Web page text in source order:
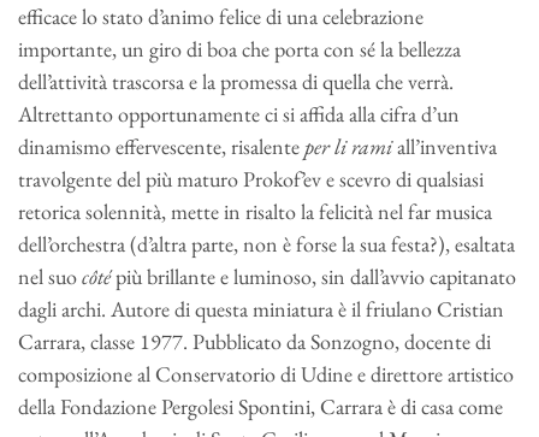
efficace lo stato d’animo felice di una celebrazione
importante, un giro di boa che porta con sé la bellezza
dell’attività trascorsa e la promessa di quella che verrà.
Altrettanto opportunamente ci si affida alla cifra d’un
dinamismo effervescente, risalenteper li ramiall’inventiva
travolgente del più maturo Prokof’ev e scevro di qualsiasi
retorica solennità, mette in risalto la felicità nel far musica
dell’orchestra (d’altra parte, non è forse la sua festa?), esaltata
nel suocôtépiù brillante e luminoso, sin dall’avvio capitanato
dagli archi. Autore di questa miniatura è il friulano Cristian
Carrara, classe 1977. Pubblicato da Sonzogno, docente di
composizione al Conservatorio di Udine e direttore artistico
della Fondazione Pergolesi Spontini, Carrara è di casa come